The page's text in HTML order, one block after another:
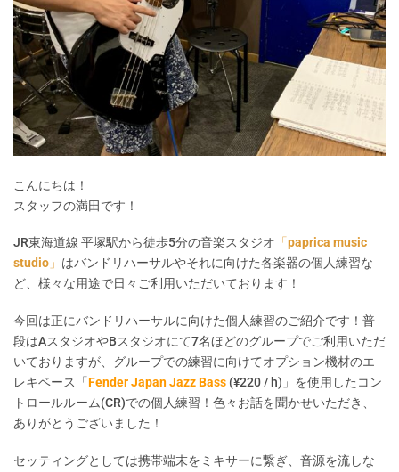
こんにちは！
スタッフの満田です！
JR東海道線 平塚駅から徒歩5分の音楽スタジオ 「paprica music
studio 」 はバンドリハーサルやそれに向けた各楽器の個人練習な
ど、様々な用途で日々ご利用いただいております！
今回は正にバンドリハーサルに向けた個人練習のご紹介です！普
段はAスタジオやBスタジオにて7名ほどのグループでご利用いただ
いておりますが、グループでの練習に向けてオプション機材のエ
レキベース「 Fender Japan Jazz Bass (¥220 / h)」を使用したコン
トロールルーム(CR)での個人練習！色々お話を聞かせいただき、
ありがとうございました！
セッティングとしては携帯端末をミキサーに繋ぎ、音源を流しな